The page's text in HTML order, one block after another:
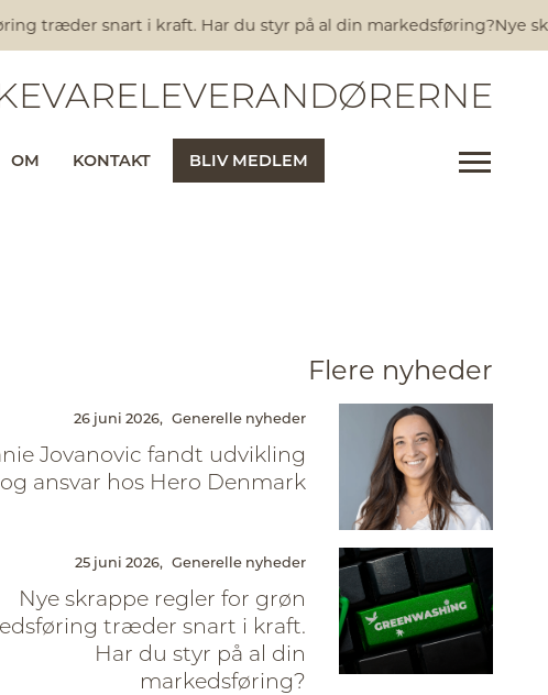
træder snart i kraft. Har du styr på al din markedsføring?Nye
OM KONTAKT BLIV MEDLEM
Flere nyheder
26 juni 2026, Generelle nyheder
Jovanovic fandt udvikling
og ansvar hos Hero Denmark
25 juni 2026, Generelle nyheder
Nye skrappe regler for grøn
træder snart i kraft.
Har du styr på al din
markedsføring?